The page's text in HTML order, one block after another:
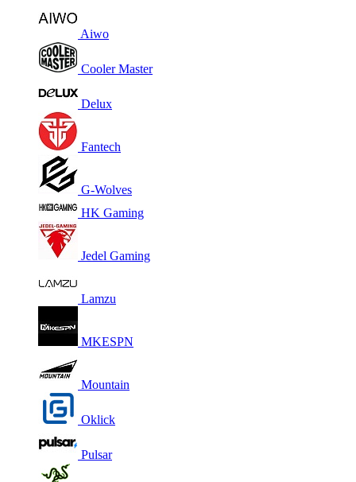
Aiwo
Cooler Master
Delux
Fantech
G-Wolves
HK Gaming
Jedel Gaming
Lamzu
MKESPN
Mountain
Oklick
Pulsar